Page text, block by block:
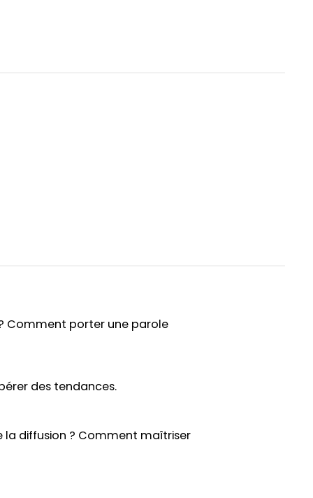
Comment porter une parole
des tendances.
la diffusion ? Comment maîtriser